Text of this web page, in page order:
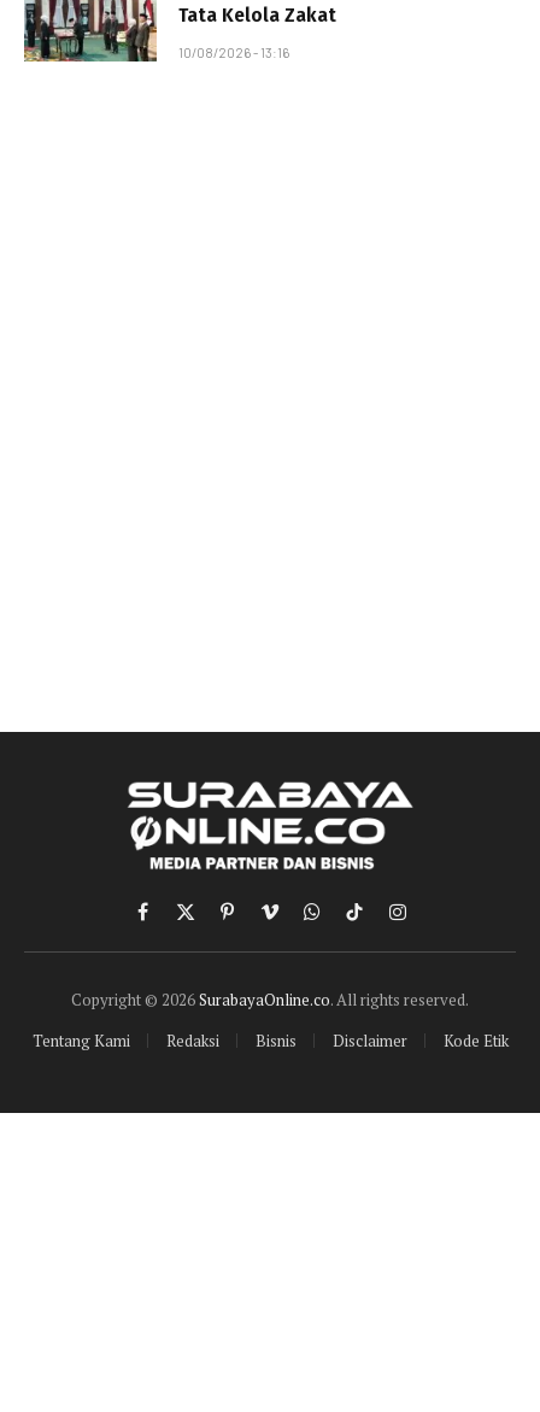
Tata Kelola Zakat
10/08/2026 - 13:16
Facebook
X
(Twitter)
PinterestVimeoWhatsApp
TikTokInstagram
Copyright © 2026SurabayaOnline.co. All rights reserved.
Tentang Kami
Redaksi Bisnis Disclaimer Kode Etik